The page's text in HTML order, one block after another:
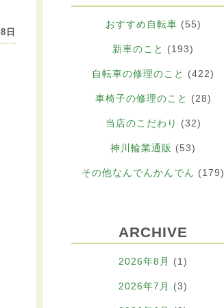
日
おすすめ自転車 (55)
新車のこと (193)
自転車の修理のこと (422)
車椅子の修理のこと (28)
当店のこだわり (32)
神川輪業通販 (53)
その他なんでんかんでん (179)
ARCHIVE
2026年8月 (1)
2026年7月 (3)